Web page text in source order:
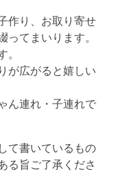
作り、お取り寄せ
ってまいります。
。
が広がると嬉しい
ん連れ・子連れで
て書いているもの
る旨ご了承くださ